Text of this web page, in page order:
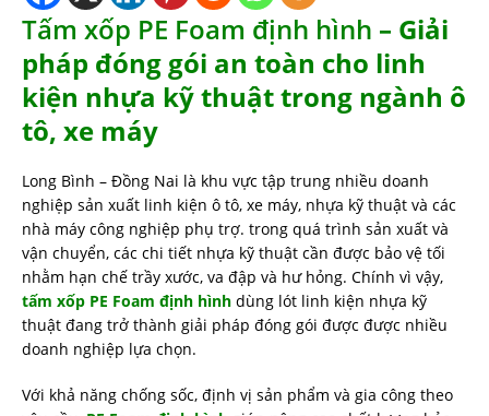
Tấm xốp PE Foam định hình – Giải
pháp đóng gói an toàn cho linh
kiện nhựa kỹ thuật trong ngành ô
tô, xe máy
Long Bình – Đồng Nai là khu vực tập trung nhiều doanh
nghiệp sản xuất linh kiện ô tô, xe máy, nhựa kỹ thuật và các
nhà máy công nghiệp phụ trợ. trong quá trình sản xuất và
vận chuyển, các chi tiết nhựa kỹ thuật cần được bảo vệ tối
nhằm hạn chế trầy xước, va đập và hư hỏng. Chính vì vậy,
tấm xốp PE Foam định hình dùng lót linh kiện nhựa kỹ
thuật đang trở thành giải pháp đóng gói được được nhiều
doanh nghiệp lựa chọn.
Với khả năng chống sốc, định vị sản phẩm và gia công theo